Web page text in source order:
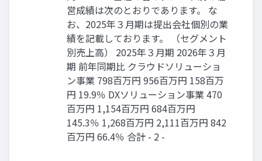
営成績は次のとおりであります。 な
お、2025年３月期は提出会社個別の業
績を記載しております。 （セグメント
別売上高） 2025年３月期 2026年３月
期 前年同期比 クラウドソリューショ
ン事業 798百万円 956百万円 158百万
円 19.9％ DXソリューション事業 470
百万円 1,154百万円 684百万円
145.3％ 1,268百万円 2,111百万円 842
百万円 66.4％ 合計 - 2 -